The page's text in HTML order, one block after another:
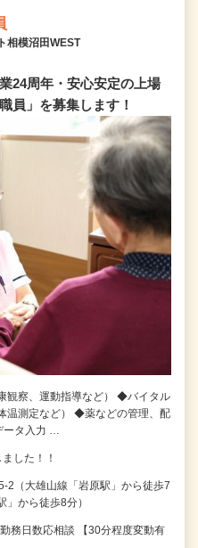
相模沼田WEST
24周年・安心安定の上場
員」を募集します！
観察、運動指導など） ◆バイタル
温測定など） ◆薬などの管理、配
タ入力 …
した！！
2（大雄山線「岩原駅」から徒歩7
から徒歩8分）
務日数応相談 【30分程度変動有